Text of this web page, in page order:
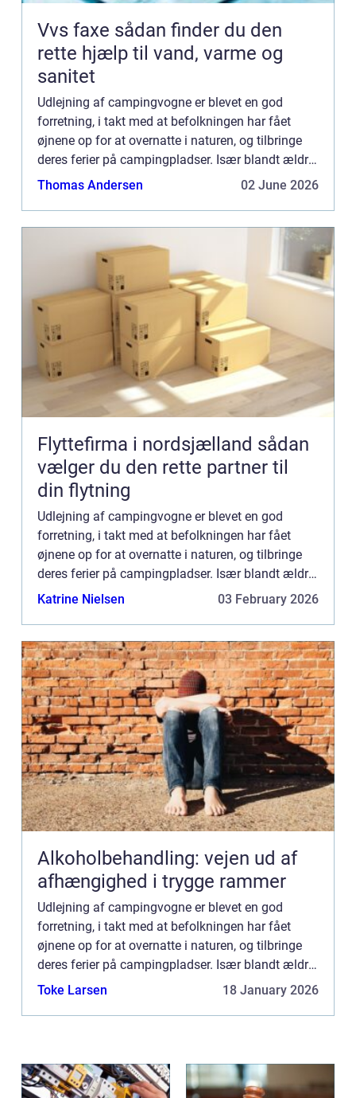
Vvs faxe sådan finder du den
rette hjælp til vand, varme og
sanitet
Udlejning af campingvogne er blevet en god
forretning, i takt med at befolkningen har fået
øjnene op for at overnatte i naturen, og tilbringe
deres ferier på campingpladser. Især blandt ældre
og børnefamilier, er...
Thomas Andersen 02 June 2026
Flyttefirma i nordsjælland sådan
vælger du den rette partner til
din flytning
Udlejning af campingvogne er blevet en god
forretning, i takt med at befolkningen har fået
øjnene op for at overnatte i naturen, og tilbringe
deres ferier på campingpladser. Især blandt ældre
og børnefamilier, er...
Katrine Nielsen 03 February 2026
Alkoholbehandling: vejen ud af
afhængighed i trygge rammer
Udlejning af campingvogne er blevet en god
forretning, i takt med at befolkningen har fået
øjnene op for at overnatte i naturen, og tilbringe
deres ferier på campingpladser. Især blandt ældre
og børnefamilier, er...
Toke Larsen 18 January 2026